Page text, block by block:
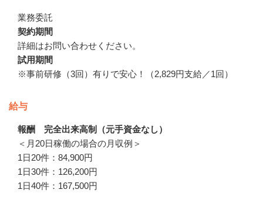
業務委託
契約期間
詳細はお問い合わせください。
試用期間
※事前研修（3回）有りで安心！（2,829円支給／1回）
給与
報酬 完全出来高制（元手資金なし）
＜月20日稼働の場合の月収例＞
1日20件：84,900円
1日30件：126,200円
1日40件：167,500円